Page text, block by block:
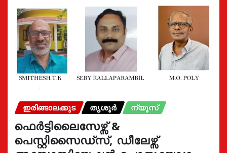
ഇരിങ്ങാലക്കുട തൃശൂർ ന്യൂസ്
ഫെർട്ടിലൈസേഴ്സ് &
പെസ്റ്റിസൈഡ്സ്, ഡീലേഴ്സ്